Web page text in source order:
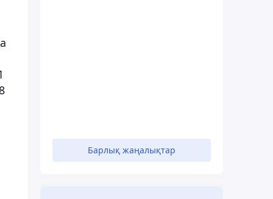
Барлық жаңалықтар